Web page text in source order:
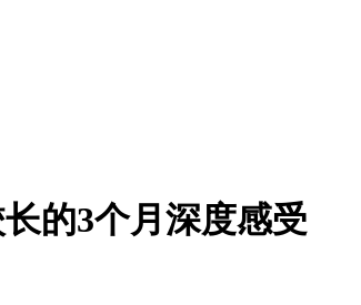
的3个月深度感受